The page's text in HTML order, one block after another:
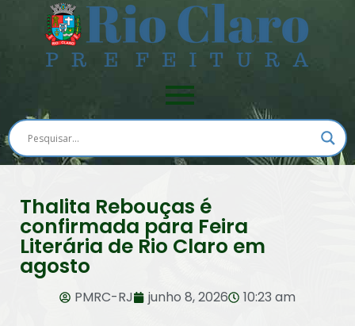
Thalita Rebouças é
confirmada para Feira
Literária de Rio Claro em
agosto
PMRC-RJ junho 8, 2026 10:23 am